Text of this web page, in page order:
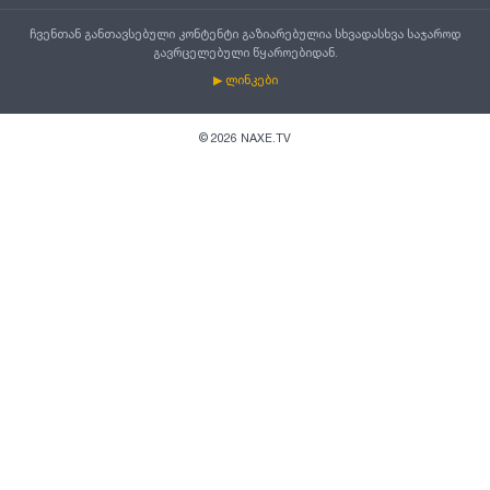
ჩვენთან განთავსებული კონტენტი გაზიარებულია სხვადასხვა საჯაროდ
გავრცელებული წყაროებიდან.
▶ ლინკები
© 2026 NAXE.TV